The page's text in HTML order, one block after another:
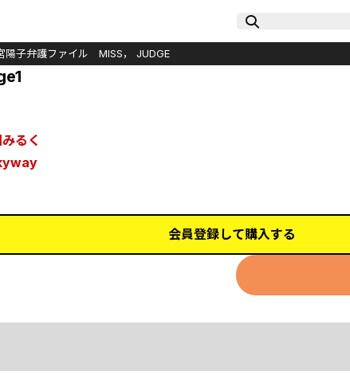
陽子弁護ファイル MISS， JUDGE
るく
会員登録して購入する